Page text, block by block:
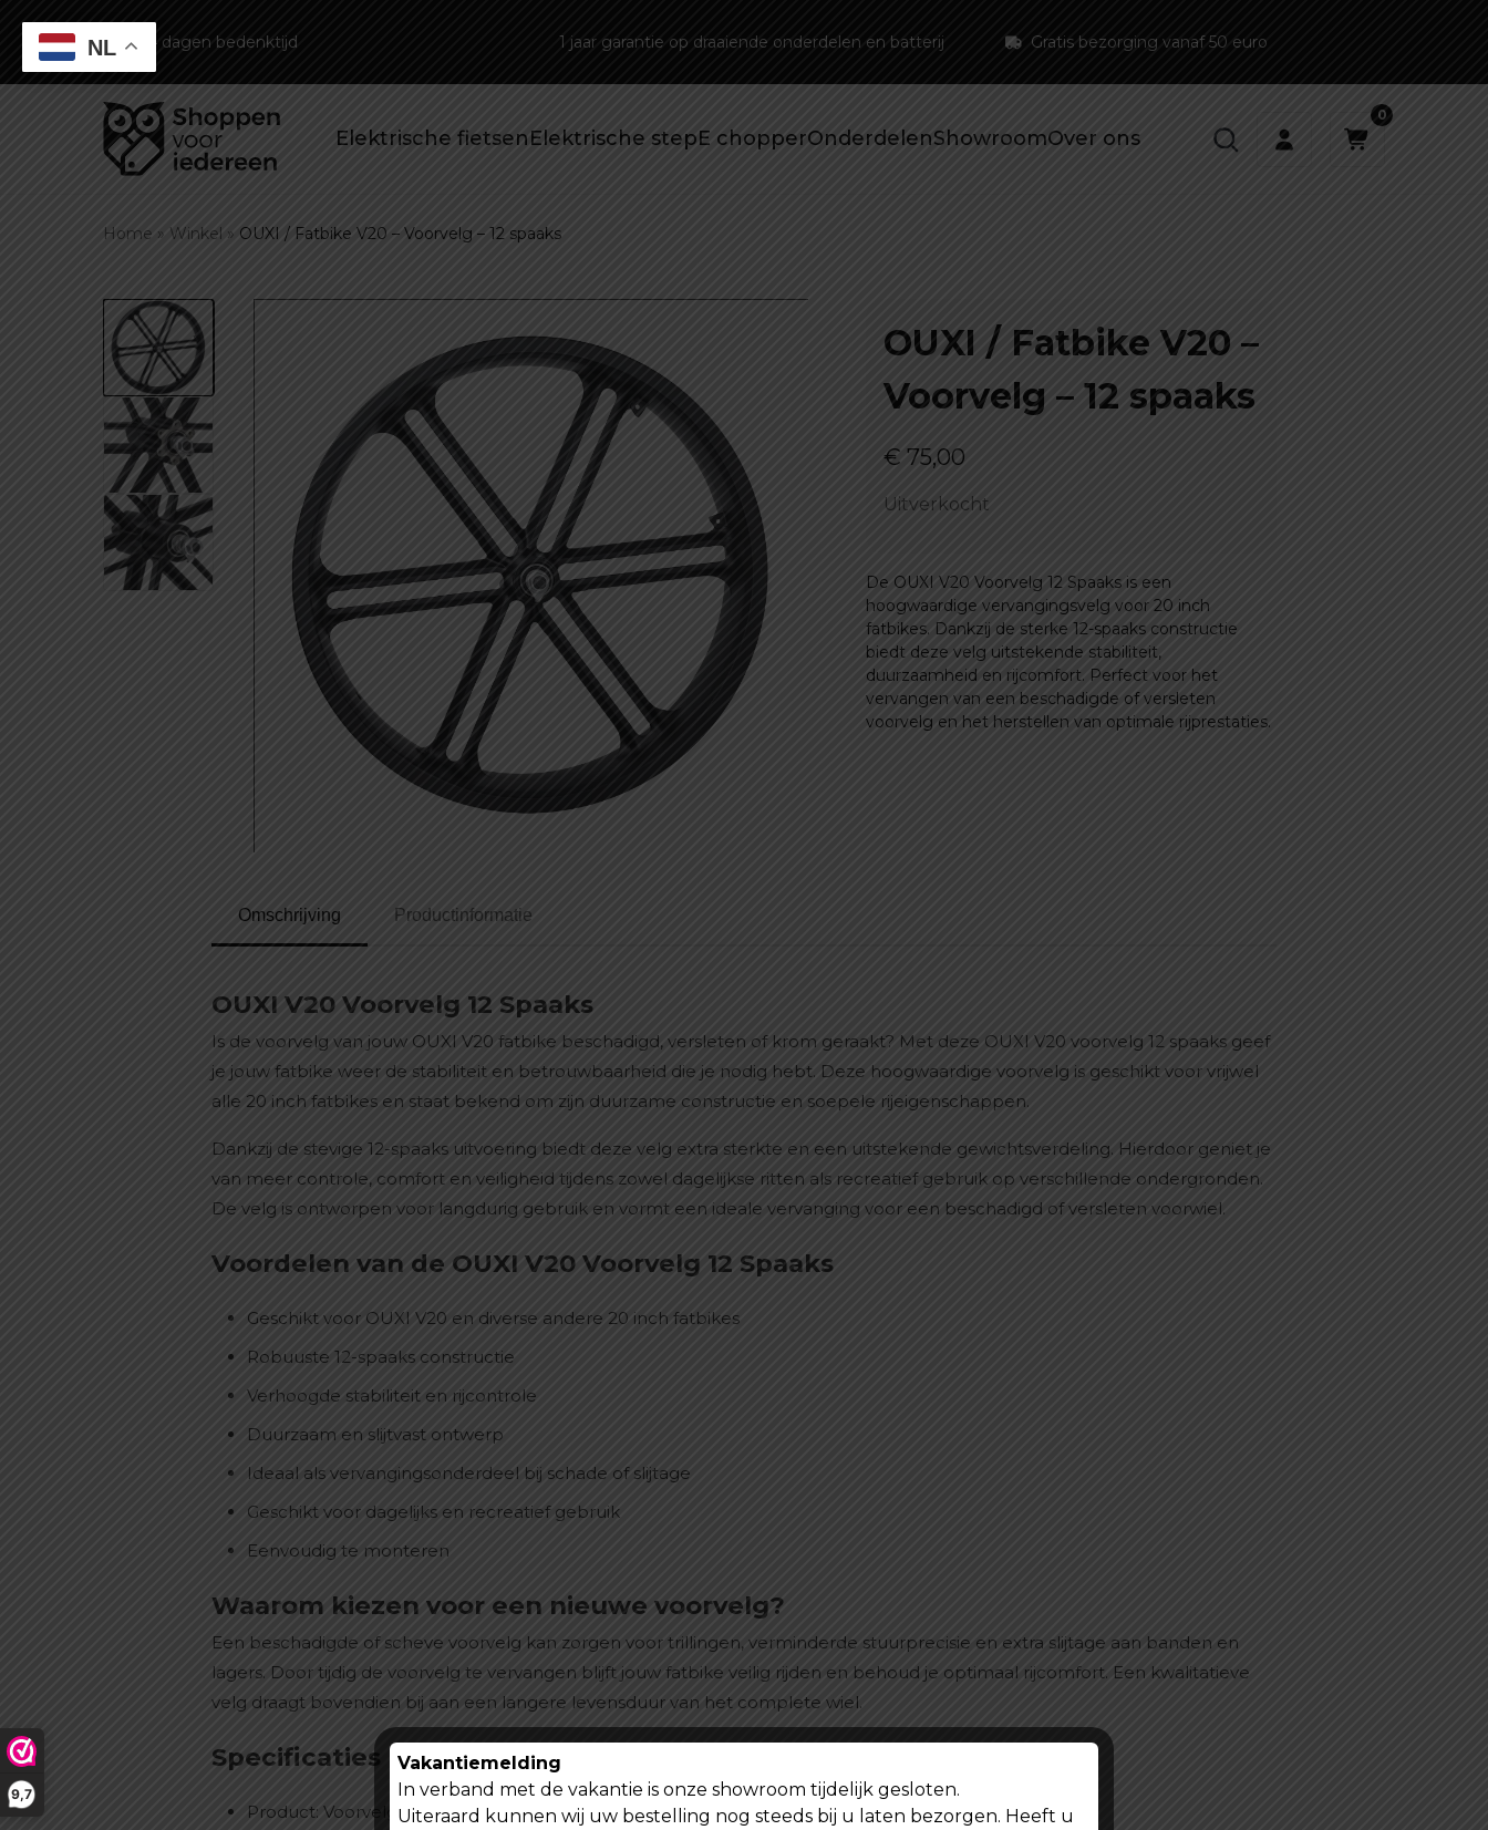
9,7
Gratis bezorging vanaf 50 euro
14 dagen bedenktijd 1 jaar garantie op draaiende onderdelen en batterij
Elektrische fietsenElektrische stepE chopperOnderdelenShowroomOver ons
0
Home » Winkel » OUXI / Fatbike V20 – Voorvelg – 12 spaaks
OUXI / Fatbike V20 –
Voorvelg – 12 spaaks
€ 75,00
Uitverkocht
De OUXI V20 Voorvelg 12 Spaaks is een
hoogwaardige vervangingsvelg voor 20 inch
fatbikes. Dankzij de sterke 12-spaaks constructie
biedt deze velg uitstekende stabiliteit,
duurzaamheid en rijcomfort. Perfect voor het
vervangen van een beschadigde of versleten
voorvelg en het herstellen van optimale rijprestaties.
Omschrijving Productinformatie
OUXI V20 Voorvelg 12 Spaaks
Is de voorvelg van jouw OUXI V20 fatbike beschadigd, versleten of krom geraakt? Met deze OUXI V20 voorvelg 12 spaaks geef
je jouw fatbike weer de stabiliteit en betrouwbaarheid die je nodig hebt. Deze hoogwaardige voorvelg is geschikt voor vrijwel
alle 20 inch fatbikes en staat bekend om zijn duurzame constructie en soepele rijeigenschappen.
Dankzij de stevige 12-spaaks uitvoering biedt deze velg extra sterkte en een uitstekende gewichtsverdeling. Hierdoor geniet je
van meer controle, comfort en veiligheid tijdens zowel dagelijkse ritten als recreatief gebruik op verschillende ondergronden.
De velg is ontworpen voor langdurig gebruik en vormt een ideale vervanging voor een beschadigd of versleten voorwiel.
Voordelen van de OUXI V20 Voorvelg 12 Spaaks
Geschikt voor OUXI V20 en diverse andere 20 inch fatbikes
Robuuste 12-spaaks constructie
Verhoogde stabiliteit en rijcontrole
Duurzaam en slijtvast ontwerp
Ideaal als vervangingsonderdeel bij schade of slijtage
Geschikt voor dagelijks en recreatief gebruik
Eenvoudig te monteren
Waarom kiezen voor een nieuwe voorvelg?
Een beschadigde of scheve voorvelg kan zorgen voor trillingen, verminderde stuurprecisie en extra slijtage aan banden en
lagers. Door tijdig de voorvelg te vervangen blijft jouw fatbike veilig rijden en behoud je optimaal rijcomfort. Een kwalitatieve
velg draagt bovendien bij aan een langere levensduur van het complete wiel.
Specificaties
Product: Voorvelg
NL
Vakantiemelding
In verband met de vakantie is onze showroom tijdelijk gesloten.
Uiteraard kunnen wij uw bestelling nog steeds bij u laten bezorgen. Heeft u